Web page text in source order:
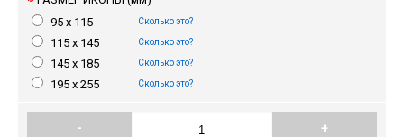
95 x 115
Сколько это?
115 x 145 Сколько это?
145 x 185 Сколько это?
195 x 255 Сколько это?
- +